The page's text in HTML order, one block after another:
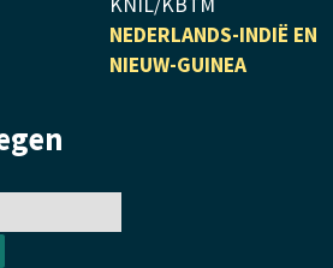
KNIL/KBTM
NEDERLANDS-INDIË EN
NIEUW-GUINEA